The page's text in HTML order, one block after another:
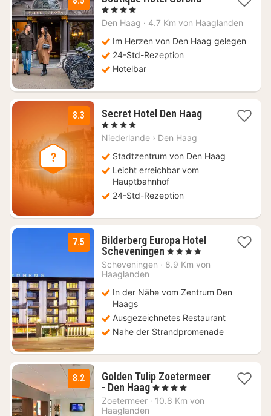
ab
112,50
€
, 4 Sterne
Den Haag · 4.7 Km von Haaglanden
Im Herzen von Den Haag gelegen
24-Std-Rezeption
Hotelbar
8.3 Secret Hotel Den Haag2
€
, 4 Sterne
Niederlande › Den Haag
Stadtzentrum von Den Haag
Leicht erreichbar vom
Hauptbahnhof
24-Std-Rezeption
7.5
Bilderberg Europa Hotel
Scheveningen 1
Nacht
€
, 4 Sterne
Scheveningen · 8.9 Km von
Haaglanden
In der Nähe vom Zentrum Den
Haags
Ausgezeichnetes Restaurant
Nahe der Strandpromenade
8.2
Golden Tulip Zoetermeer
- Den Haag1
Nacht
, 4 Sterne
Zoetermeer · 10.8 Km von
Haaglanden